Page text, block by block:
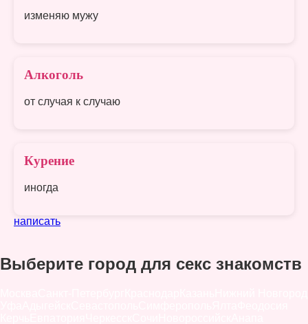
изменяю мужу
Алкоголь
от случая к случаю
Курение
иногда
написать
Выберите город для секс знакомств